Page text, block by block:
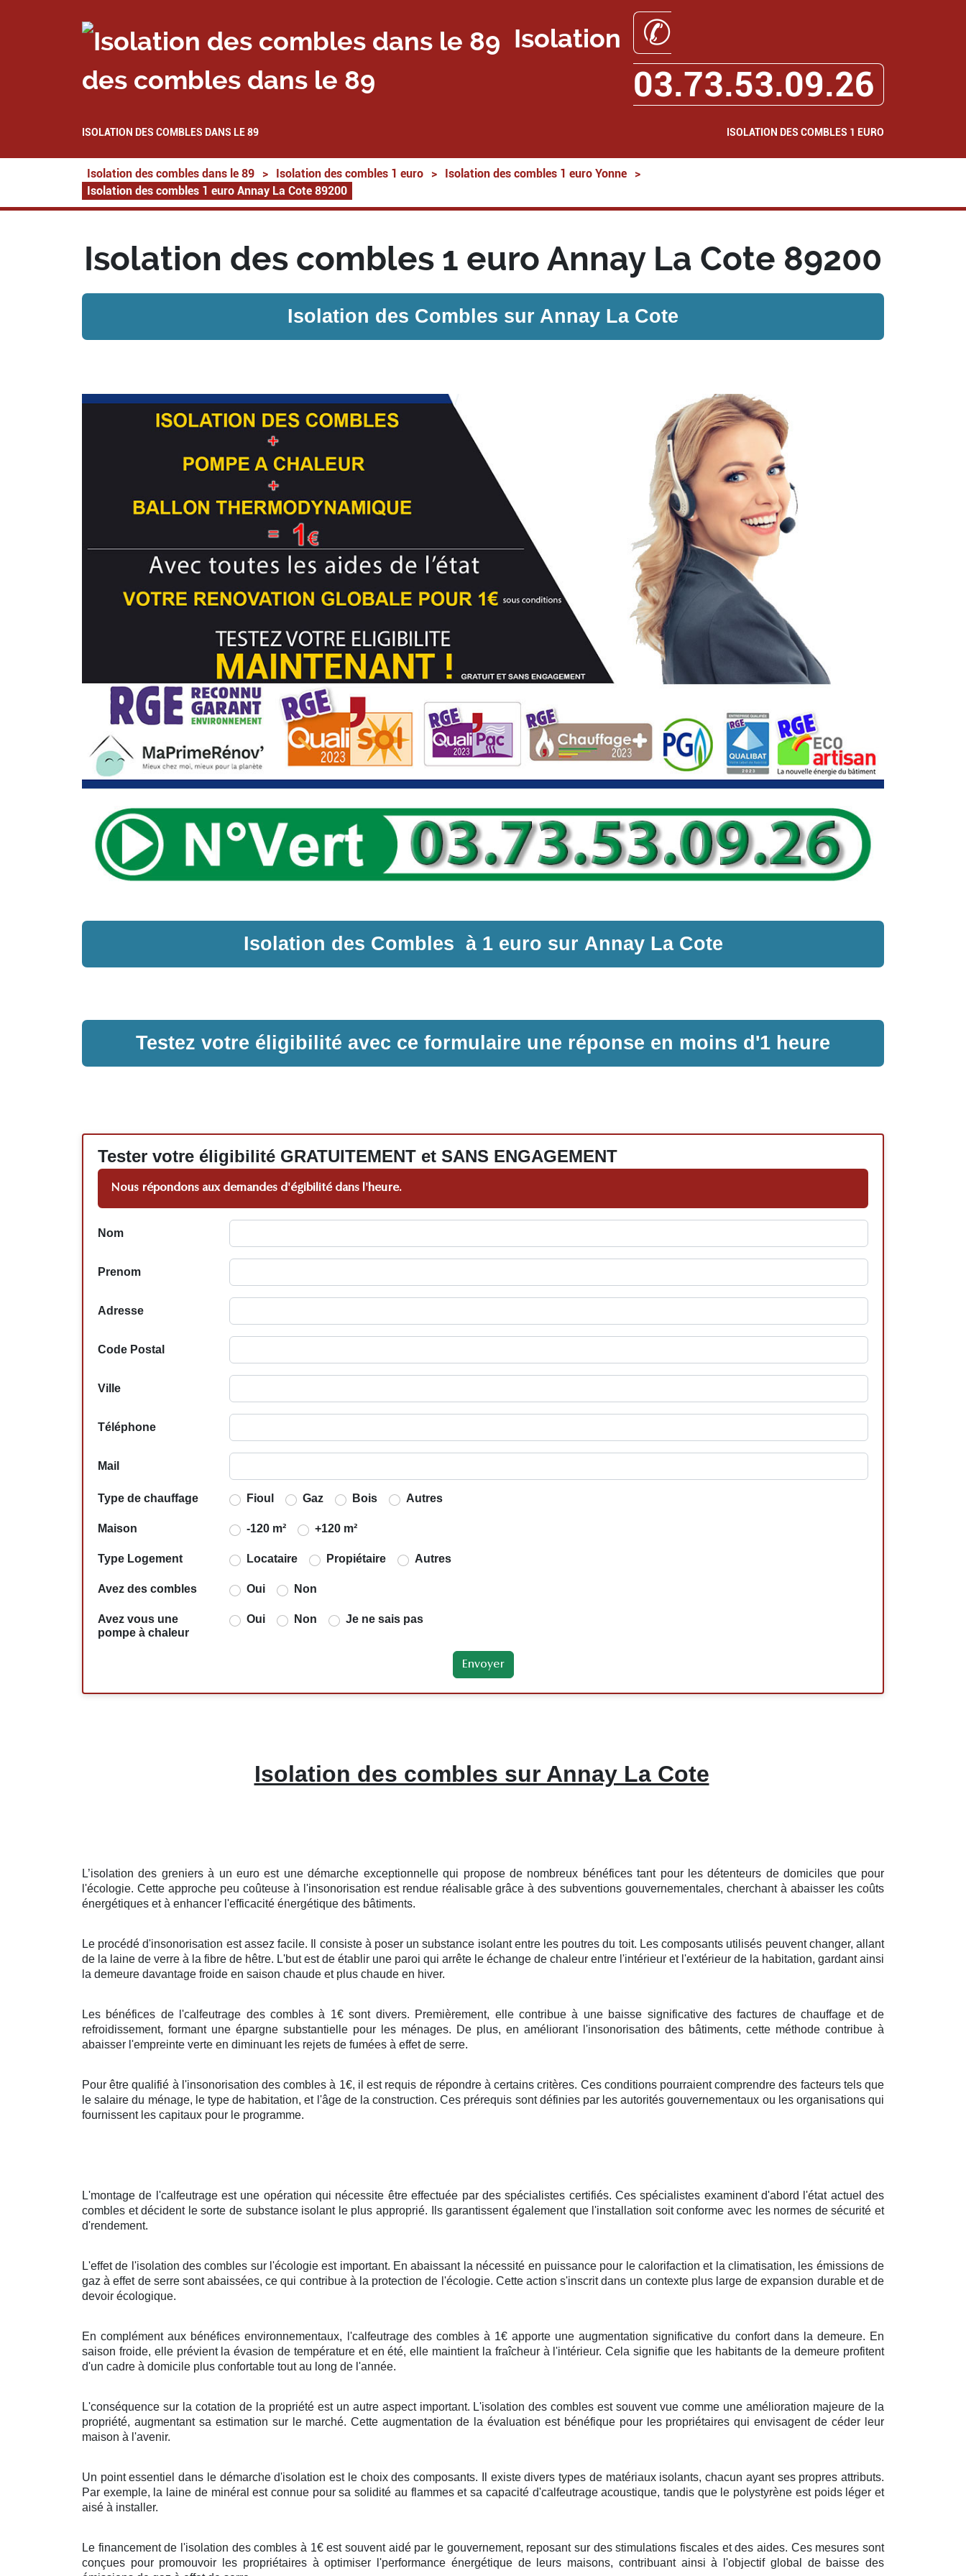
Isolation
des combles dans le 89
✆
03.73.53.09.26
ISOLATION DES COMBLES DANS LE 89 ISOLATION DES COMBLES 1 EURO
Isolation des combles dans le 89 > Isolation des combles 1 euro > Isolation des combles 1 euro Yonne
>
Isolation des combles 1 euro Annay La Cote 89200
Isolation des combles 1 euro Annay La Cote 89200
Isolation des Combles sur Annay La Cote
Isolation des Combles à 1 euro sur Annay La Cote
Testez votre éligibilité avec ce formulaire une réponse en moins d'1 heure
Tester votre éligibilité GRATUITEMENT et SANS ENGAGEMENT
Nous répondons aux demandes d'égibilité dans l'heure.
Nom
Prenom
Adresse
Code Postal
Ville
Téléphone
Mail
Type de chauffage Fioul Gaz Bois Autres
Maison -120 m² +120 m²
Type Logement Locataire Propiétaire Autres
Avez des combles Oui Non
Avez vous une
pompe à chaleur
Oui Non Je ne sais pas
Isolation des combles sur Annay La Cote
L’isolation des greniers à un euro est une démarche exceptionnelle qui propose de nombreux bénéfices tant pour les détenteurs de domiciles que pour
l'écologie. Cette approche peu coûteuse à l'insonorisation est rendue réalisable grâce à des subventions gouvernementales, cherchant à abaisser les coûts
énergétiques et à enhancer l'efficacité énergétique des bâtiments.
Le procédé d'insonorisation est assez facile. Il consiste à poser un substance isolant entre les poutres du toit. Les composants utilisés peuvent changer, allant
de la laine de verre à la fibre de hêtre. L'but est de établir une paroi qui arrête le échange de chaleur entre l'intérieur et l'extérieur de la habitation, gardant ainsi
la demeure davantage froide en saison chaude et plus chaude en hiver.
Les bénéfices de l'calfeutrage des combles à 1€ sont divers. Premièrement, elle contribue à une baisse significative des factures de chauffage et de
refroidissement, formant une épargne substantielle pour les ménages. De plus, en améliorant l'insonorisation des bâtiments, cette méthode contribue à
abaisser l'empreinte verte en diminuant les rejets de fumées à effet de serre.
Pour être qualifié à l'insonorisation des combles à 1€, il est requis de répondre à certains critères. Ces conditions pourraient comprendre des facteurs tels que
le salaire du ménage, le type de habitation, et l'âge de la construction. Ces prérequis sont définies par les autorités gouvernementaux ou les organisations qui
fournissent les capitaux pour le programme.
L'montage de l'calfeutrage est une opération qui nécessite être effectuée par des spécialistes certifiés. Ces spécialistes examinent d'abord l'état actuel des
combles et décident le sorte de substance isolant le plus approprié. Ils garantissent également que l'installation soit conforme avec les normes de sécurité et
d'rendement.
L'effet de l'isolation des combles sur l'écologie est important. En abaissant la nécessité en puissance pour le calorifaction et la climatisation, les émissions de
gaz à effet de serre sont abaissées, ce qui contribue à la protection de l'écologie. Cette action s'inscrit dans un contexte plus large de expansion durable et de
devoir écologique.
En complément aux bénéfices environnementaux, l'calfeutrage des combles à 1€ apporte une augmentation significative du confort dans la demeure. En
saison froide, elle prévient la évasion de température et en été, elle maintient la fraîcheur à l'intérieur. Cela signifie que les habitants de la demeure profitent
d'un cadre à domicile plus confortable tout au long de l'année.
L'conséquence sur la cotation de la propriété est un autre aspect important. L'isolation des combles est souvent vue comme une amélioration majeure de la
propriété, augmentant sa estimation sur le marché. Cette augmentation de la évaluation est bénéfique pour les propriétaires qui envisagent de céder leur
maison à l'avenir.
Un point essentiel dans le démarche d'isolation est le choix des composants. Il existe divers types de matériaux isolants, chacun ayant ses propres attributs.
Par exemple, la laine de minéral est connue pour sa solidité au flammes et sa capacité d'calfeutrage acoustique, tandis que le polystyrène est poids léger et
aisé à installer.
Le financement de l'isolation des combles à 1€ est souvent aidé par le gouvernement, reposant sur des stimulations fiscales et des aides. Ces mesures sont
conçues pour promouvoir les propriétaires à optimiser l'performance énergétique de leurs maisons, contribuant ainsi à l'objectif global de baisse des